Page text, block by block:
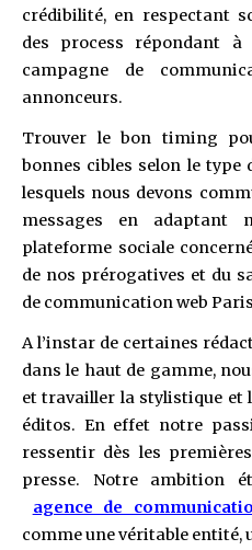
crédibilité, en respectant
des process répondant
campagne de
annonceurs.
Trouver le bon timing
bonnes cibles selon le type
lesquels nous devons
messages en adaptant
plateforme sociale
de nos prérogatives et du
de communication web
A l’instar de certaines
dans le haut de gamme,
et travailler la stylistique et
éditos. En effet notre
ressentir dès les
presse. Notre ambition
agence de
comme une véritable entité,